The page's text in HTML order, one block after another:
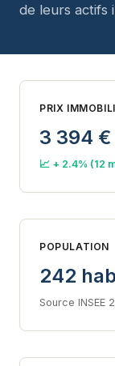
de leurs actifs
PRIX
3 394 €
📈 + 2.4% (12
POPULATION
242
Source INSEE